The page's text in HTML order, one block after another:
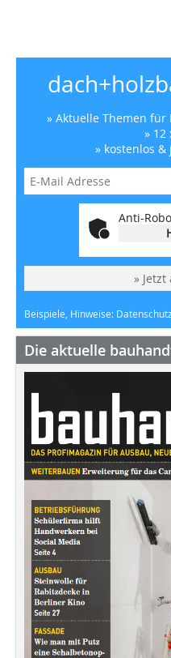
» Aktuelle Themen
» 12
» kostenlos
Anti-
»
Beispiele, Hinweise:
Die aktuelle